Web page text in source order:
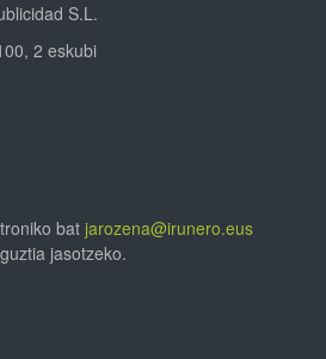
S.L.
2 eskubi
bat jarozena@irunero.eus
jasotzeko.